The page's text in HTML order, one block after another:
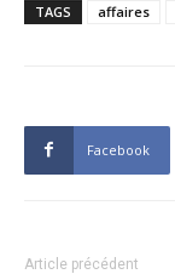
TAGS affaires
Facebook
Article précédent